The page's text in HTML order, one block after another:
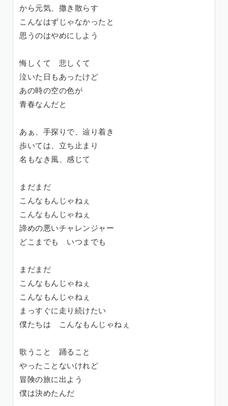
から元気、撒き散らす
こんなはずじゃなかったと
思うのはやめにしよう
悔しくて 悲しくて
泣いた日もあったけど
あの時の空の色が
青春なんだと
あぁ、手探りで、辿り着き
歩いては、立ち止まり
名もなき風、感じて
まだまだ
こんなもんじゃねぇ
こんなもんじゃねぇ
諦めの悪いチャレンジャー
どこまでも いつまでも
まだまだ
こんなもんじゃねぇ
こんなもんじゃねぇ
まっすぐに走り続けたい
僕たちは こんなもんじゃねぇ
歌うこと 踊ること
やったことないけれど
冒険の旅に出よう
僕は決めたんだ